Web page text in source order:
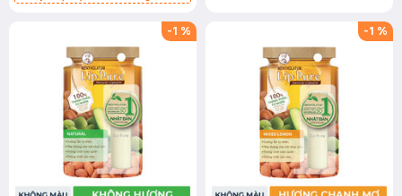
-1 % -1 %